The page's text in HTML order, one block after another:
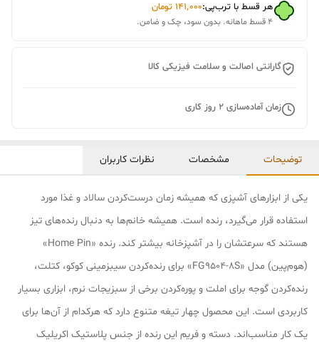
هر قسط با ترب‌پی:۱۴۱٬۰۰۰ تومان
۴ قسط ماهانه. بدون سود، چک و ضامن.
گارانتی اصالت و سلامت فیزیکی کالا
زمان آماده‌سازی 2 روز کاری
توضیحات مشخصات نظرات کاربران
یکی از ابزارهای آشپزی که همیشه زمان درست‌کردن سالاد و غذا مورد
استفاده قرار می‌گیرد، رنده است. همیشه خانم‌ها به دنبال رنده‌های تیز
هستند که سرعتشان را در آشپزخانه بیشتر کند. رنده «Home Pin»
(هوم‌پین) مدل «FG9504-8S» برای رنده‌کردن سیب‎زمینی کوکو، کتلت،
رنده‌کردن گوجه برای املت و پوره‌کردن برخی از سبزیجات نرم، ابزاری بسیار
کاربردی است. این محصول چهار تیغه متنوع دارد که هرکدام از آن‌ها برای
یک کار مناسب‌اند. دسته و فریم این رنده از جنس پلاستیک اکریلیک